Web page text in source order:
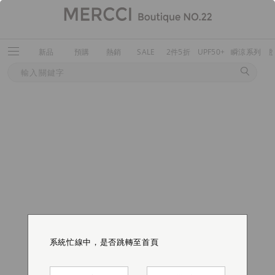
新品 預購 熱銷 SALE 2件5折 UPF50+ 瞬涼系列
系統忙線中，是否跳轉至首頁
系統忙線中，是否跳轉至首頁
系統忙線中，是否跳轉至首頁
系統忙線中，是否跳轉至首頁
系統忙線中，是否跳轉至首頁